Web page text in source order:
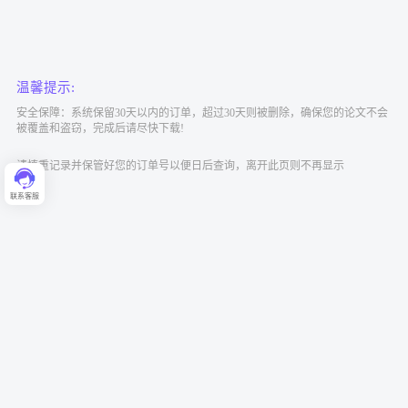
联系客服
温馨提示:
安全保障：系统保留30天以内的订单，超过30天则被删除，确保您的论文不会
被覆盖和盗窃，完成后请尽快下载!
请慎重记录并保管好您的订单号以便日后查询，离开此页则不再显示